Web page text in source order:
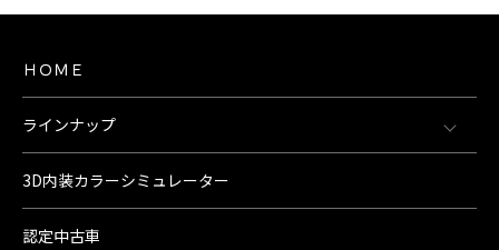
ＨＯＭＥ
ラインナップ
3D内装カラーシミュレーター
認定中古車